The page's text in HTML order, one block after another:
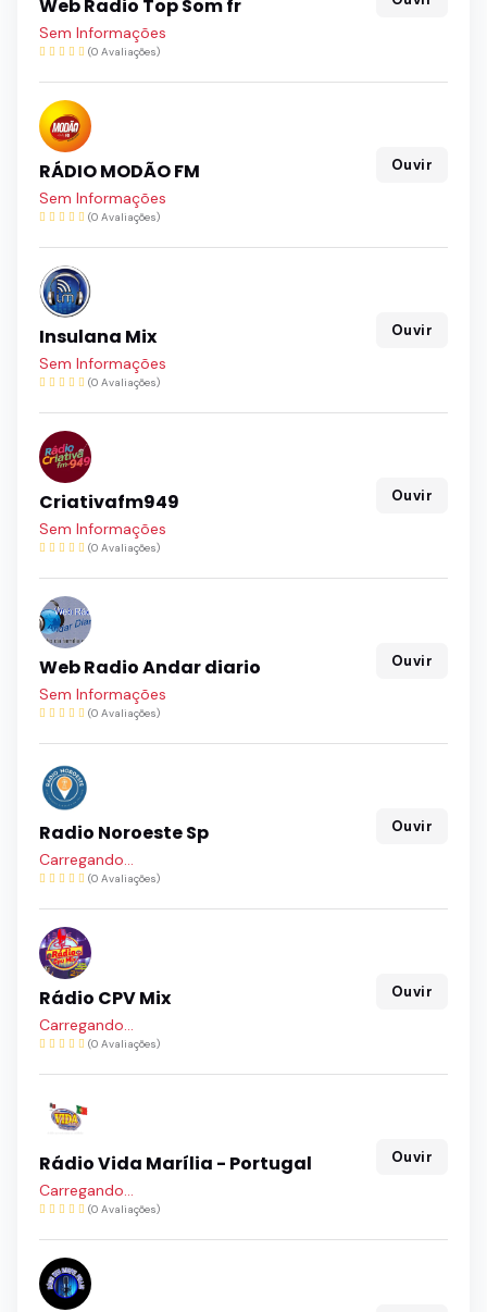
Web Radio Top Som fr
Sem Informações
(0 Avaliações)
RÁDIO MODÃO FM
Sem Informações
(0 Avaliações)
Ouvir
Insulana Mix
Sem Informações
(0 Avaliações)
Ouvir
Criativafm949
Sem Informações
(0 Avaliações)
Ouvir
Web Radio Andar diario
Sem Informações
(0 Avaliações)
Ouvir
Radio Noroeste Sp
Sem Informações
(0 Avaliações)
Ouvir
Rádio CPV Mix
Sem Informações
(0 Avaliações)
Ouvir
Rádio Vida Marília - Portugal
Carregando...
(0 Avaliações)
Ouvir